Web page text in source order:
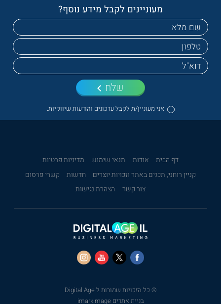
מעוניינים לקבל מידע נוסף?
אני מעוניין/ת לקבל עדכונים והודעות שיווקיות.
שלח
דף הבית אודות תנאי שימוש
מדיניות פרטיות
קניין רוחני, תכנים באתר וזכויות יוצרים
חדשות
קשרי פרסום
צור קשר
הצהרת נגישות
© כל הזכויות שמורות ל Digital Age
בניית אתרים imarkimage